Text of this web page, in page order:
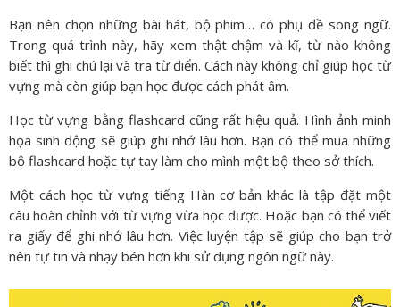
Bạn nên chọn những bài hát, bộ phim… có phụ đề song ngữ.
Trong quá trình này, hãy xem thật chậm và kĩ, từ nào không
biết thì ghi chú lại và tra từ điển. Cách này không chỉ giúp học từ
vựng mà còn giúp bạn học được cách phát âm.
Học từ vựng bằng flashcard cũng rất hiệu quả. Hình ảnh minh
họa sinh động sẽ giúp ghi nhớ lâu hơn. Bạn có thể mua những
bộ flashcard hoặc tự tay làm cho mình một bộ theo sở thích.
Một cách học từ vựng tiếng Hàn cơ bản khác là tập đặt một
câu hoàn chỉnh với từ vựng vừa học được. Hoặc bạn có thể viết
ra giấy để ghi nhớ lâu hơn. Việc luyện tập sẽ giúp cho bạn trở
nên tự tin và nhạy bén hơn khi sử dụng ngôn ngữ này.